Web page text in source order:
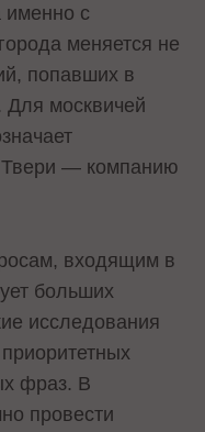
именно с
меняется не
попавших в
Для москвичей
Твери — компанию
входящим в
больших
исследования
фраз. В
провести